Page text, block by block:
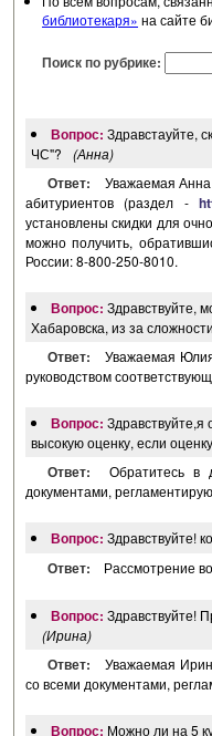
библиотекаря» на сайте
Поиск по рубрике:
Вопрос: Здравстауйте,
ЧС"?
(Анна)
Ответ:
Уважаемая
абитуриентов (раздел -
установлены скидки для
можно получить,
России: 8-800-250-8010.
Вопрос: Здравствуйте,
Хабаровска, из за
Ответ:
Уважаемая
руководством
Вопрос: Здравствуйте,я
высокую оценку, если
Ответ:
Обратитесь в
документами,
Вопрос: Здравствуйте!
Ответ: Рассмотрение
Вопрос: Здравствуйте!
(Ирина)
Ответ:
Уважаемая
со всеми документами,
Вопрос: Можно ли на 5